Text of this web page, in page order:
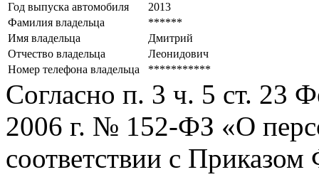
Год выпуска автомобиля
2013
Фамилия владельца
******
Имя владельца
Дмитрий
Отчество владельца
Леонидович
Номер телефона владельца
***********
Согласно п. 3 ч. 5 ст. 23
2006 г. № 152-ФЗ «О
соответствии с